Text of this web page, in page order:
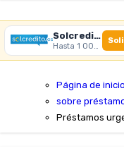
Solcredito
Hasta 1 000 € · 30 días · 100% online
Página de inicio
sobre
Préstamos